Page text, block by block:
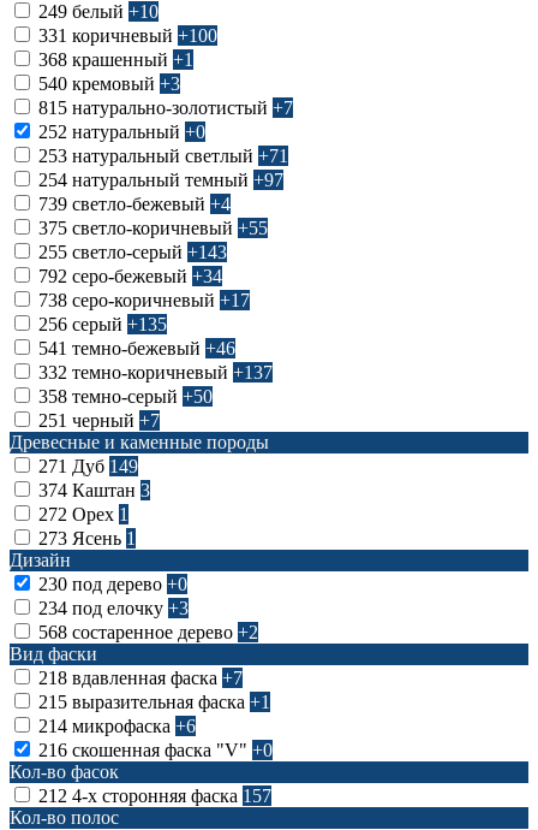
249 белый +10
331 коричневый +100
368 крашенный +1
540 кремовый +3
815 натурально-золотистый +7
252 натуральный +0
253 натуральный светлый +71
254 натуральный темный +97
739 светло-бежевый +4
375 светло-коричневый +55
255 светло-серый +143
792 серо-бежевый +34
738 серо-коричневый +17
256 серый +135
541 темно-бежевый +46
332 темно-коричневый +137
358 темно-серый +50
251 черный +7
Древесные и каменные породы
271 Дуб 149
374 Каштан 3
272 Орех 1
273 Ясень 1
Дизайн
230 под дерево +0
234 под елочку +3
568 состаренное дерево +2
Вид фаски
218 вдавленная фаска +7
215 выразительная фаска +1
214 микрофаска +6
216 скошенная фаска "V" +0
Кол-во фасок
212 4-х сторонняя фаска 157
Кол-во полос